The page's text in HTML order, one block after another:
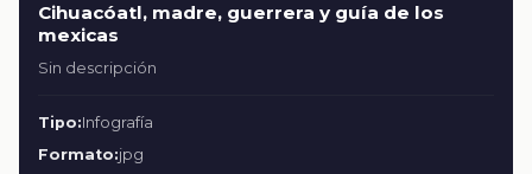
Cihuacóatl, madre, guerrera y guía de los
mexicas
Sin descripción
Tipo:Infografía
Formato:jpg